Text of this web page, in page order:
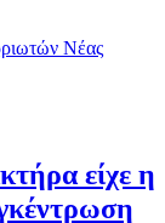
Νέας
είχε η